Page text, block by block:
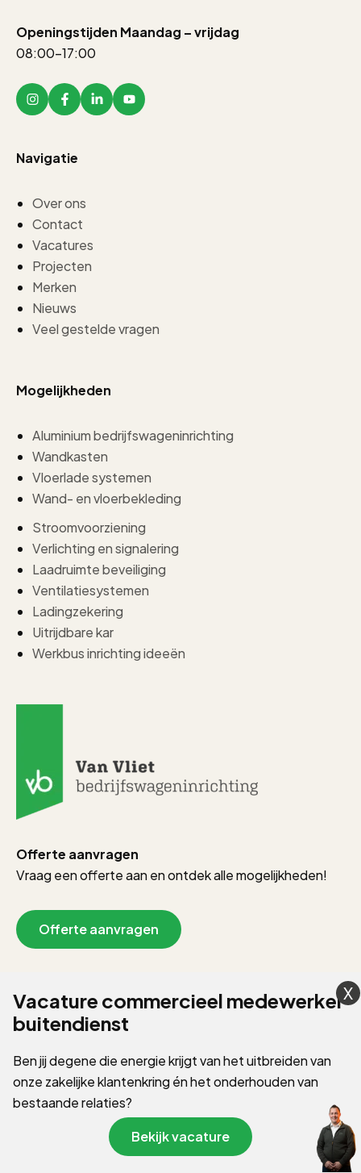
Openingstijden Maandag – vrijdag
08:00-17:00
Navigatie
Over ons
Contact
Vacatures
Projecten
Merken
Nieuws
Veel gestelde vragen
Mogelijkheden
Aluminium bedrijfswageninrichting
Wandkasten
Vloerlade systemen
Wand- en vloerbekleding
Stroomvoorziening
Verlichting en signalering
Laadruimte beveiliging
Ventilatiesystemen
Ladingzekering
Uitrijdbare kar
Werkbus inrichting ideeën
Offerte aanvragen
Vraag een offerte aan en ontdek alle mogelijkheden!
Offerte aanvragen
2026 © Van Vliet Bedrijfswageninrichting
Algemene voorwaarden
Privacybeleid
Stuwio & KooyGrow
Op vanvliet-bedrijfswageninrichting.nl gebruiken we cookies om je
gebruikerservaring te verbeteren en advertenties te personaliseren.
We gebruiken ook cookies om gegevens te verzamelen voor het
personaliseren van content en het meten van de effectiviteit van
onze advertenties via derde partijen.Lees verder
AANPASSEN ALLES TOESTAAN
Vacature commercieel medewerker
buitendienst
Ben jij degene die energie krijgt van het uitbreiden van
onze zakelijke klantenkring én het onderhouden van
bestaande relaties?
Bekijk vacature